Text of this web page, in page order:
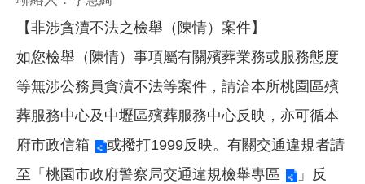
【非涉貪瀆不法之檢舉（陳情）案件】
如您檢舉（陳情）事項屬有關殯葬業務或服務態度
等無涉公務員貪瀆不法等案件，請洽本所桃園區殯
葬服務中心及中壢區殯葬服務中心反映，亦可循本
府市政信箱
或撥打1999反映。有關交通違規者請
至「 桃園市政府警察局交通違規檢舉專區
」反